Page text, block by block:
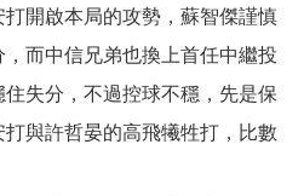
開啟本局的攻勢，蘇智傑謹慎
而中信兄弟也換上首任中繼投
失分，不過控球不穩，先是保
與許哲晏的高飛犧牲打，比數